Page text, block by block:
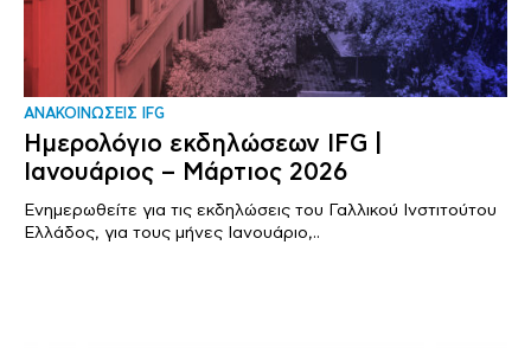
ΑΝΑΚΟΙΝΩΣΕΙΣ IFG
Ημερολόγιο εκδηλώσεων IFG |
Ιανουάριος – Μάρτιος 2026
Ενημερωθείτε για τις εκδηλώσεις του Γαλλικού Ινστιτούτου
Ελλάδος, για τους μήνες Ιανουάριο,..